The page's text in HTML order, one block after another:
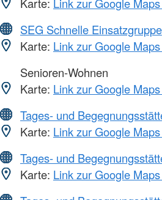
SEG Schnelle Einsatzgruppe
Karte: Link zur Google
Senioren-Wohnen
Karte: Link zur Google
Tages- und
Karte: Link zur Google
Tages- und
Karte: Link zur Google